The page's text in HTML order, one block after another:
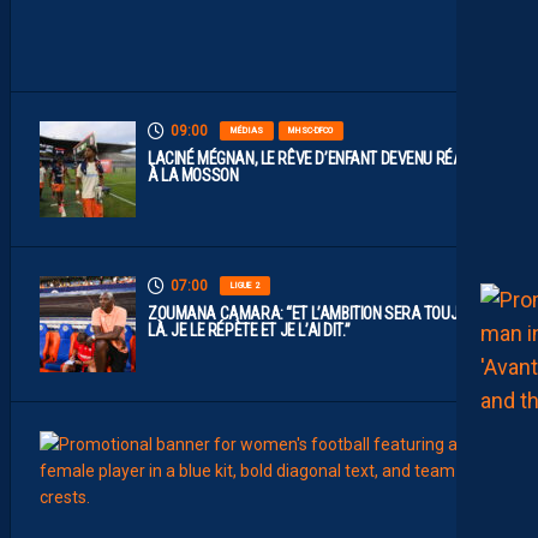
09:00 MÉDIAS MHSC-DFCO
LACINÉ MÉGNAN, LE RÊVE D’ENFANT DEVENU RÉALITÉ
À LA MOSSON
07:00 LIGUE 2
ZOUMANA CAMARA: “ET L’AMBITION SERA TOUJOURS
LÀ. JE LE RÉPÈTE ET JE L’AI DIT.”